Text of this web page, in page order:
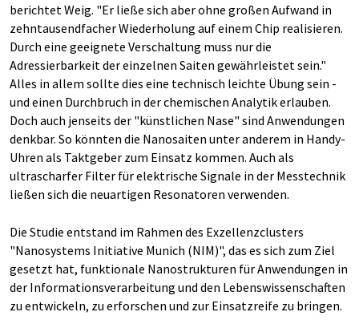
berichtet Weig. "Er ließe sich aber ohne großen Aufwand in
zehntausendfacher Wiederholung auf einem Chip realisieren.
Durch eine geeignete Verschaltung muss nur die
Adressierbarkeit der einzelnen Saiten gewährleistet sein."
Alles in allem sollte dies eine technisch leichte Übung sein -
und einen Durchbruch in der chemischen Analytik erlauben.
Doch auch jenseits der "künstlichen Nase" sind Anwendungen
denkbar. So könnten die Nanosaiten unter anderem in Handy-
Uhren als Taktgeber zum Einsatz kommen. Auch als
ultrascharfer Filter für elektrische Signale in der Messtechnik
ließen sich die neuartigen Resonatoren verwenden.
Die Studie entstand im Rahmen des Exzellenzclusters
"Nanosystems Initiative Munich (NIM)", das es sich zum Ziel
gesetzt hat, funktionale Nanostrukturen für Anwendungen in
der Informationsverarbeitung und den Lebenswissenschaften
zu entwickeln, zu erforschen und zur Einsatzreife zu bringen.